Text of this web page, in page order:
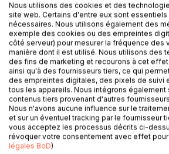
DESCRIPTION
Élodie est une femme à qui tout sourit
appartement, un fils adorable, un mari
sommet de son art. Sa vie semble
seulement, car, en coulisses, le décor
sombre, noirci par la solitude et le
Nous utilisons des cookies et des
site web. Certains d'entre eux sont
nécessaires. Nous utilisons également des
exemple des cookies ou des empreintes
côté serveur) pour mesurer la fréquence des
manière dont il est utilisé. Nous utilisons des
des fins de marketing et recourons à cet
ainsi qu'à des fournisseurs tiers, ce qui
des empreintes digitales, des pixels de suivi
tous les appareils. Nous intégrons également
contenus tiers provenant d'autres
Nous n'avons aucune influence sur le
et sur un éventuel tracking par le fournisseur
vous acceptez les processus décrits ci-
révoquer votre consentement avec effet pour
légales BoD)